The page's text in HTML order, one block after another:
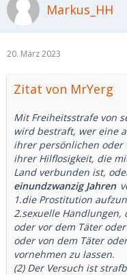
Markus_HH
20. März 2023
Zitat von MrYerg
Mit Freiheitsstrafe von
wird bestraft, wer eine
ihrer persönlichen oder
ihrer Hilflosigkeit, die
Land verbunden ist,
einundzwanzig Jahren
1.die Prostitution
2.sexuelle
oder vor dem Täter
oder von dem Täter
vornehmen zu lassen.
(2) Der Versuch ist